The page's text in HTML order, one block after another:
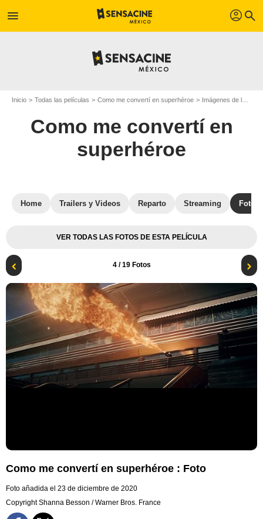
menu profil search
Inicio Todas las películas Como me convertí en superhéroe Imágenes de la película Como me convertí en superhéroe
Como me convertí en
superhéroe
Home Trailers y Videos Reparto Streaming Fotos
VER TODAS LAS FOTOS DE ESTA PELÍCULA
4/ 19 Fotos
Como me convertí en superhéroe : Foto
Foto añadida el 23 de diciembre de 2020
Copyright Shanna Besson / Warner Bros. France